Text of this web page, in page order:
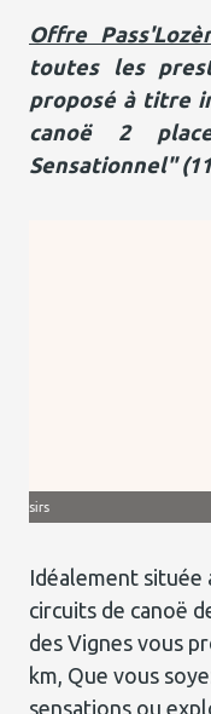
Offre
toutes les
proposé à titre
canoë 2
Sensationnel"
Idéalement située
circuits de canoë
des Vignes vous
km, Que vous
sensations ou